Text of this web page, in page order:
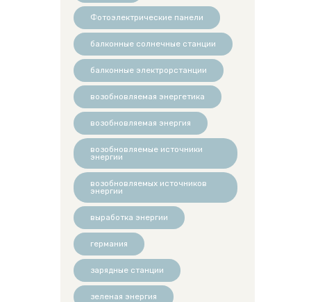
Фотоэлектрические панели
балконные солнечные станции
балконные электрорстанции
возобновляемая энергетика
возобновляемая энергия
возобновляемые источники
энергии
возобновляемых источников
энергии
выработка энергии
германия
зарядные станции
зеленая энергия